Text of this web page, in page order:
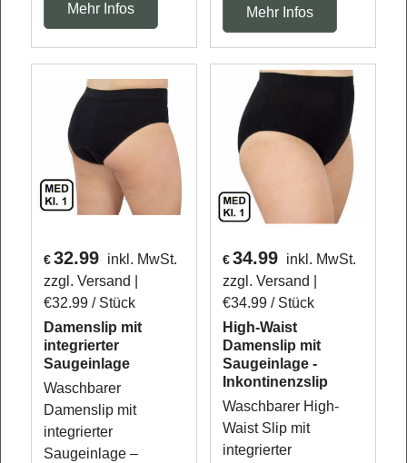
Mehr Infos Mehr Infos
€ 32.99 inkl. MwSt.
zzgl. Versand
€32.99 / Stück
Damenslip mit
integrierter
Saugeinlage
Waschbarer
Damenslip mit
integrierter
Saugeinlage –
€34.99 inkl. MwSt.
zzgl. Versand
€34.99 / Stück
High-Waist
Damenslip mit
Saugeinlage -
Inkontinenzslip
Waschbarer High-
Waist Slip mit
integrierter